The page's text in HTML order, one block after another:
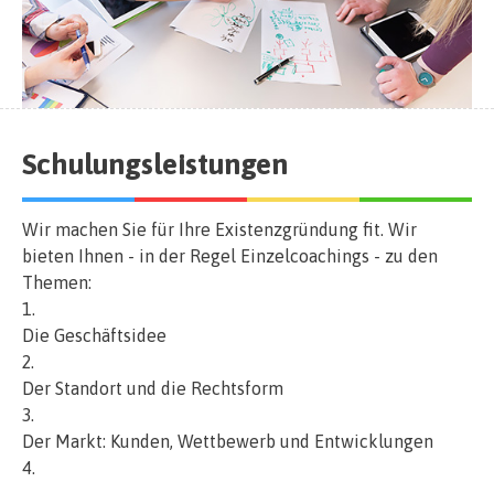
Schulungsleistungen
Wir machen Sie für Ihre Existenzgründung fit. Wir
bieten Ihnen - in der Regel Einzelcoachings - zu den
Themen:
Die Geschäftsidee
Der Standort und die Rechtsform
Der Markt: Kunden, Wettbewerb und Entwicklungen